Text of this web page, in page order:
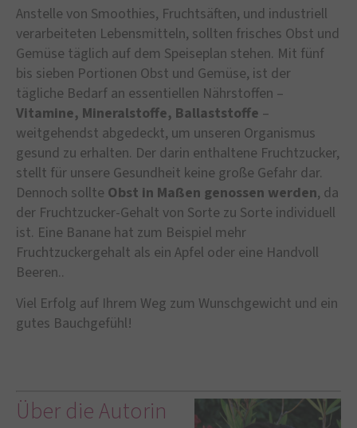
Anstelle von Smoothies, Fruchtsäften, und industriell
verarbeiteten Lebensmitteln, sollten frisches Obst und
Gemüse täglich auf dem Speiseplan stehen. Mit fünf
bis sieben Portionen Obst und Gemüse, ist der
tägliche Bedarf an essentiellen Nährstoffen –
Vitamine, Mineralstoffe, Ballaststoffe –
weitgehendst abgedeckt, um unseren Organismus
gesund zu erhalten. Der darin enthaltene Fruchtzucker,
stellt für unsere Gesundheit keine große Gefahr dar.
Dennoch sollte Obst in Maßen genossen werden, da
der Fruchtzucker-Gehalt von Sorte zu Sorte individuell
ist. Eine Banane hat zum Beispiel mehr
Fruchtzuckergehalt als ein Apfel oder eine Handvoll
Beeren..
Viel Erfolg auf Ihrem Weg zum Wunschgewicht und ein
gutes Bauchgefühl!
Über die Autorin